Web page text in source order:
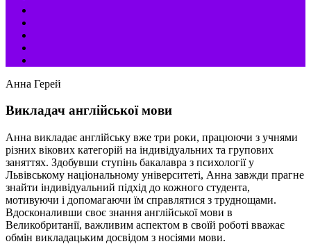
Анна Герей
Викладач англійської мови
Анна викладає англійську вже три роки, працюючи з учнями
різних вікових категорій на індивідуальних та групових
заняттях. Здобувши ступінь бакалавра з психології у
Львівському національному університеті, Анна завжди прагне
знайти індивідуальний підхід до кожного студента,
мотивуючи і допомагаючи їм справлятися з труднощами.
Вдосконаливши своє знання англійської мови в
Великобританії, важливим аспектом в своїй роботі вважає
обмін викладацьким досвідом з носіями мови.